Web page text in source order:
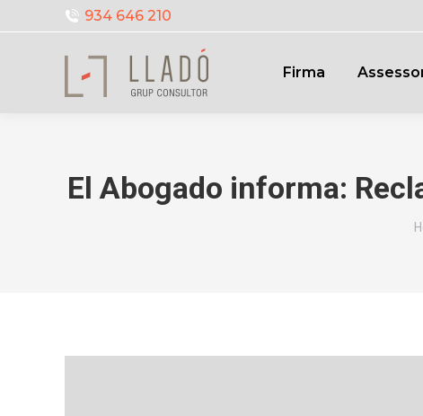
934 646 210
Firma
El Abogado informa: